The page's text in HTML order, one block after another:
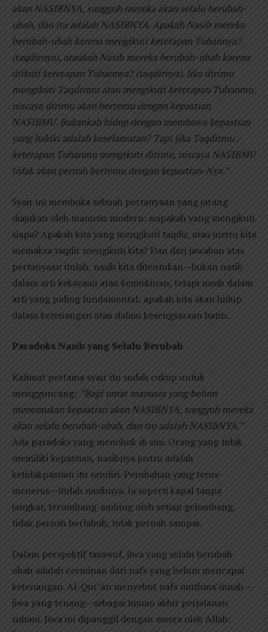
akan NASIBNYA, sungguh mereka akan selalu berubah-
ubah, dan itu adalah NASIBNYA. Apakah Nasib mereka
berubah-ubah karena mengikuti ketetapan Tuhannya?
(taqdirnya), ataukah Nasib mereka berubah-ubah karena
diikuti ketetapan Tuhannya? (taqdirnya). Jika dirimu
mengikuti Taqdirmu atau mengikuti ketetapan Tuhanmu,
niscaya dirimu akan bertemu dengan kepastian
NASIBMU. Bukankah hidup dengan membawa kepastian
yang hakiki adalah keselamatan? Tapi jika Taqdirmu /
ketetapan Tuhanmu mengikuti dirimu, niscaya NASIBMU
tidak akan pernah bertemu dengan kepastian-Nya.”
Syair ini membuka sebuah pertanyaan yang jarang
diajukan oleh manusia modern: siapakah yang mengikuti
siapa? Apakah kita yang mengikuti taqdir, atau justru kita
memaksa taqdir mengikuti kita? Dan dari jawaban atas
pertanyaan itulah, nasib kita ditentukan—bukan nasib
dalam arti kekayaan atau kemiskinan, tetapi nasib dalam
arti yang paling fundamental: apakah kita akan hidup
dalam ketenangan atau dalam kesengsaraan batin.
Paradoks Nasib yang Selalu Berubah
Kalimat pertama syair itu sudah cukup untuk
mengguncang: ”Bagi umat manusia yang belum
menemukan kepastian akan NASIBNYA, sungguh mereka
akan selalu berubah-ubah, dan itu adalah NASIBNYA.”
Ada paradoks yang menohok di sini. Orang yang tidak
memiliki kepastian, nasibnya justru adalah
ketidakpastian itu sendiri. Perubahan yang terus-
menerus—itulah nasibnya. Ia seperti kapal tanpa
jangkar, terombang-ambing oleh setiap gelombang,
tidak pernah berlabuh, tidak pernah sampai.
Dalam perspektif tasawuf, jiwa yang selalu berubah-
ubah adalah cerminan dari nafs yang belum mencapai
ketenangan. Al-Qur’an menyebut nafs muthma’innah—
jiwa yang tenang—sebagai tujuan akhir perjalanan
ruhani. Jiwa ini dipanggil dengan mesra oleh Allah: